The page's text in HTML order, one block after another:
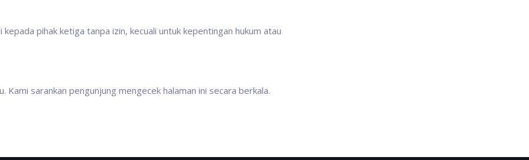
pihak ketiga tanpa izin, kecuali untuk kepentingan hukum atau
sarankan pengunjung mengecek halaman ini secara berkala.